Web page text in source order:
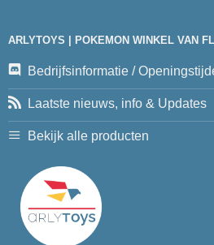
ARLYTOYS | POKEMON WINKEL VAN
Bedrijfsinformatie /
Laatste nieuws, info & Updates
Bekijk alle producten